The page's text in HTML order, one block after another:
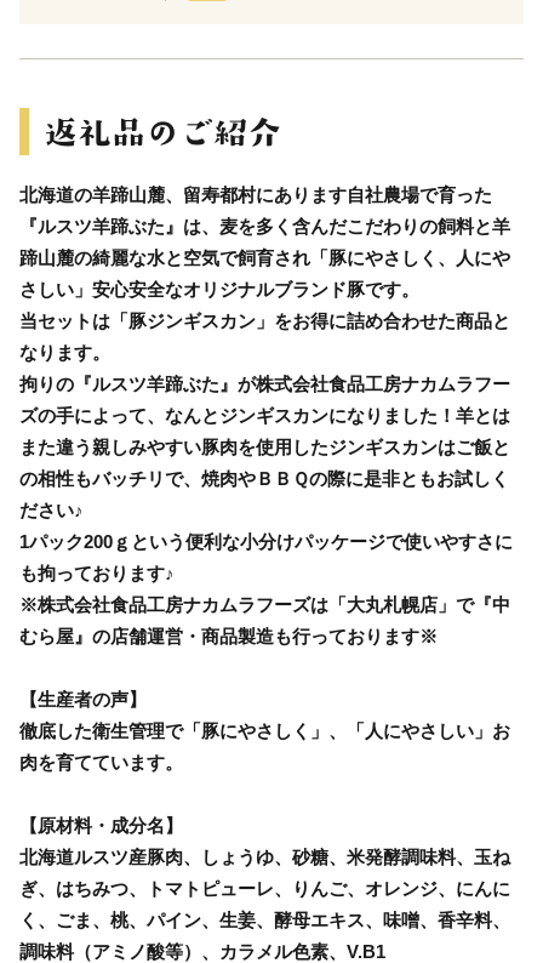
北海道の羊蹄山麓、留寿都村にあります自社農場で育った
『ルスツ羊蹄ぶた』は、麦を多く含んだこだわりの飼料と羊
蹄山麓の綺麗な水と空気で飼育され「豚にやさしく、人にや
さしい」安心安全なオリジナルブランド豚です。
当セットは「豚ジンギスカン」をお得に詰め合わせた商品と
なります。
拘りの『ルスツ羊蹄ぶた』が株式会社食品工房ナカムラフー
ズの手によって、なんとジンギスカンになりました！羊とは
また違う親しみやすい豚肉を使用したジンギスカンはご飯と
の相性もバッチリで、焼肉やＢＢＱの際に是非ともお試しく
ださい♪
1パック200ｇという便利な小分けパッケージで使いやすさに
も拘っております♪
※株式会社食品工房ナカムラフーズは「大丸札幌店」で『中
むら屋』の店舗運営・商品製造も行っております※
【生産者の声】
徹底した衛生管理で「豚にやさしく」、「人にやさしい」お
肉を育てています。
【原材料・成分名】
北海道ルスツ産豚肉、しょうゆ、砂糖、米発酵調味料、玉ね
ぎ、はちみつ、トマトピューレ、りんご、オレンジ、にんに
く、ごま、桃、パイン、生姜、酵母エキス、味噌、香辛料、
調味料（アミノ酸等）、カラメル色素、V.B1